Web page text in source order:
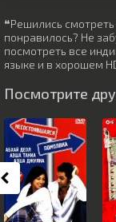
❝Решились смотреть
понравилось? Не
посмотреть все
языке и в хорошем
Посмотрите